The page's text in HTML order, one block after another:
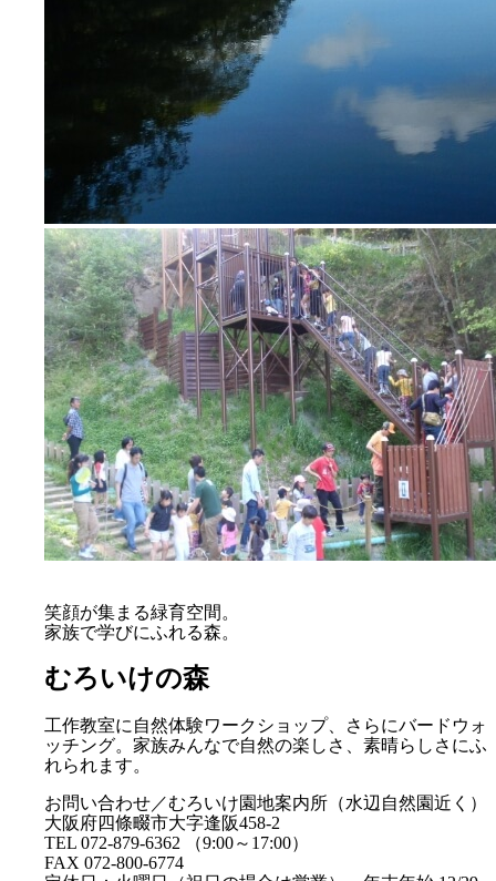
笑顔が集まる緑育空間。
家族で学びにふれる森。
むろいけの森
工作教室に自然体験ワークショップ、さらにバードウォ
ッチング。家族みんなで自然の楽しさ、素晴らしさにふ
れられます。
お問い合わせ／むろいけ園地案内所（水辺自然園近く）
大阪府四條畷市大字逢阪458-2
TEL 072-879-6362 （9:00～17:00）
FAX 072-800-6774